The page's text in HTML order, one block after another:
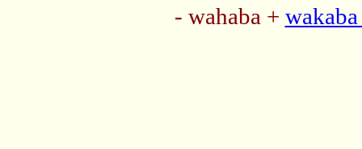
- wahaba +